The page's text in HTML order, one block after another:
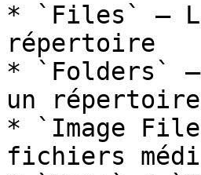
* `Files` —
répertoire
* `Folders`
un répertoire
* `Image
fichiers